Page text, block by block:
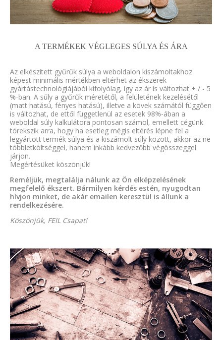
A TERMÉKEK VÉGLEGES SÚLYA ÉS ÁRA
Az elkészített gyűrűk súlya a weboldalon kiszámoltakhoz
képest minimális mértékben eltérhet az ékszerek
gyártástechnológiájából kifolyólag, így az ár is változhat + / - 5
%-ban. A súly a gyűrűk méretétől, a felületének kezelésétől
(matt hatású, fényes hatású), illetve a kövek számától függően
is változhat, de ettől függetlenül az esetek 98%-ában a
weboldal súly kalkulátora pontosan számol, emellett cégünk
törekszik arra, hogy ha esetleg mégis eltérés lépne fel a
legyártott termék súlya és a kiszámolt súly között, akkor az ne
többletköltséggel, hanem inkább kedvezőbb végösszeggel
járjon.
Megértésüket köszönjük!
Reméljük, megtalálja nálunk az Ön elképzelésének
megfelelő ékszert. Bármilyen kérdés estén, nyugodtan
hívjon minket, de akár emailen keresztül is állunk a
rendelkezésére.
Köszönjük, FEIL Csapat!